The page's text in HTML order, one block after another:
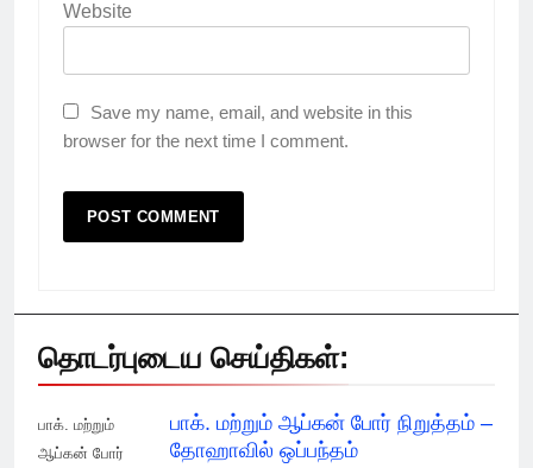
Website
Save my name, email, and website in this
browser for the next time I comment.
தொடர்புடைய செய்திகள்:
பாக். மற்றும்
ஆப்கன் போர்
பாக். மற்றும் ஆப்கன் போர் நிறுத்தம் –
தோஹாவில் ஒப்பந்தம்